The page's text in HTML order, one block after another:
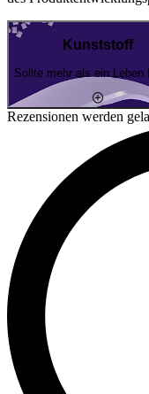
Kunststoff
Sollte mehr als ein Leben
Rezensionen werden